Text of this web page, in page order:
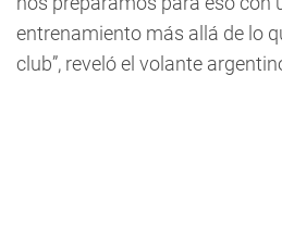
entrenamiento más allá de lo
club”, reveló el volante